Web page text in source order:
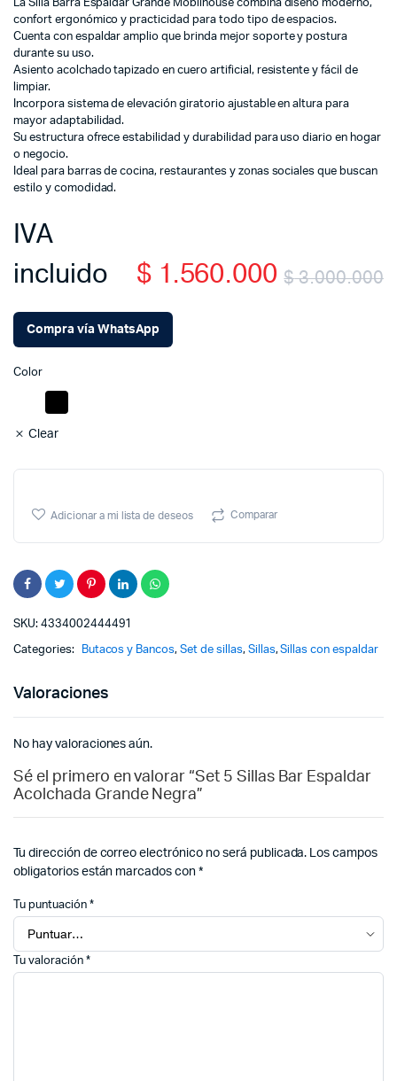
La Silla Barra Espaldar Grande Moblihouse combina diseño moderno,
confort ergonómico y practicidad para todo tipo de espacios.
Cuenta con espaldar amplio que brinda mejor soporte y postura
durante su uso.
Asiento acolchado tapizado en cuero artificial, resistente y fácil de
limpiar.
Incorpora sistema de elevación giratorio ajustable en altura para
mayor adaptabilidad.
Su estructura ofrece estabilidad y durabilidad para uso diario en hogar
o negocio.
Ideal para barras de cocina, restaurantes y zonas sociales que buscan
estilo y comodidad.
$3.000.000
$1.560.000
IVA
incluido
Compra vía WhatsApp
Color
Clear
Adicionar a mi lista de deseos Comparar
SKU: 4334002444491
Categories: Butacos y Bancos,Set de sillas, Sillas,Sillas con espaldar
Valoraciones
No hay valoraciones aún.
Sé el primero en valorar “Set 5 Sillas Bar Espaldar
Acolchada Grande Negra”
Tu dirección de correo electrónico no será publicada. Los campos
obligatorios están marcados con*
Tu puntuación *
Tu valoración *